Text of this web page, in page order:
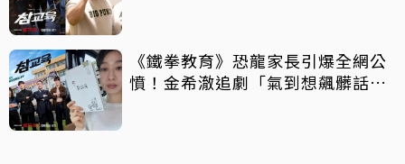
《鐵拳教育》恐龍家長引爆全網公
憤！金希澈追劇「氣到想飆髒話」